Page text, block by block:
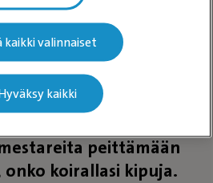
peittämään
onko koirallasi kipuja.
kaikki valinnaiset
kaikki